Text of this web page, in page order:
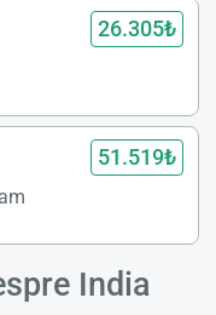
26.305₺
51.519₺
India